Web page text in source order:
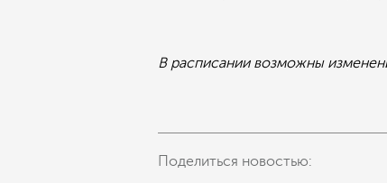
В расписании возможны
Поделиться новостью: